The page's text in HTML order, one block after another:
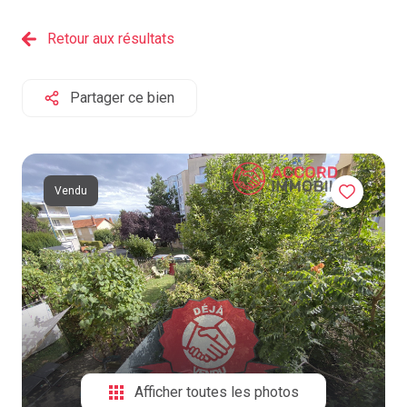
VENDRE
AVIS
CLIENTS
NOTRE
AGENCE
sommes
CONTACT
Retour aux résultats
Partager ce bien
Vendu
Afficher toutes les photos